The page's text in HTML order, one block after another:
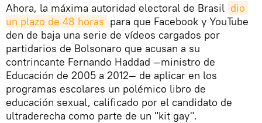
Ahora, la máxima autoridad electoral de Brasil dio
un plazo de 48 horas para que Facebook y YouTube
den de baja una serie de vídeos cargados por
partidarios de Bolsonaro que acusan a su
contrincante Fernando Haddad —ministro de
Educación de 2005 a 2012— de aplicar en los
programas escolares un polémico libro de
educación sexual, calificado por el candidato de
ultraderecha como parte de un "kit gay".